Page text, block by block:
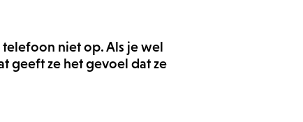
niet op. Als je wel
geeft ze het gevoel dat ze